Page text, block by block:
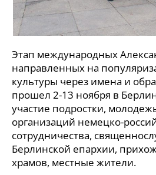
Этап международных
направленных на
культуры через имена и
прошел 2-13 ноября в
участие подростки,
организаций немецко-
сотрудничества,
Берлинской епархии,
храмов, местные жители.